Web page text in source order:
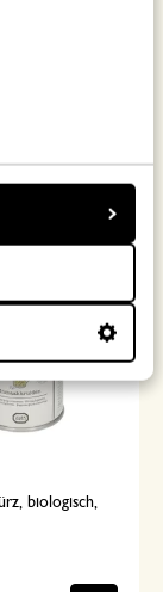
Versandkosten
biologisch,